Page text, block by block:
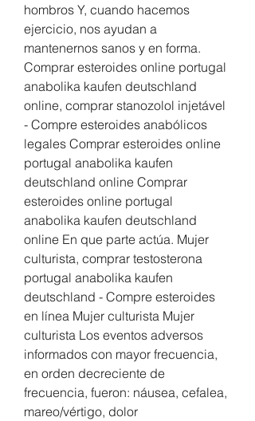
hombros Y, cuando hacemos
ejercicio, nos ayudan a
mantenernos sanos y en forma.
Comprar esteroides online portugal
anabolika kaufen deutschland
online, comprar stanozolol injetável
- Compre esteroides anabólicos
legales Comprar esteroides online
portugal anabolika kaufen
deutschland online Comprar
esteroides online portugal
anabolika kaufen deutschland
online En que parte actúa. Mujer
culturista, comprar testosterona
portugal anabolika kaufen
deutschland - Compre esteroides
en línea Mujer culturista Mujer
culturista Los eventos adversos
informados con mayor frecuencia,
en orden decreciente de
frecuencia, fueron: náusea, cefalea,
mareo/vértigo, dolor